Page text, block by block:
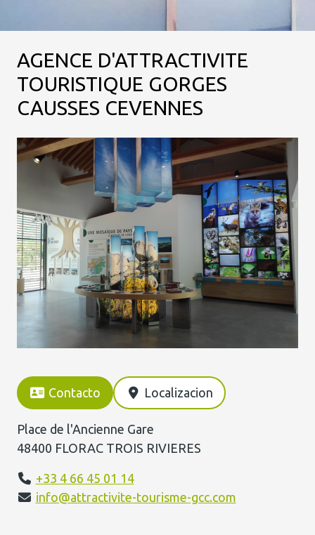
AGENCE D'ATTRACTIVITE
TOURISTIQUE GORGES
CAUSSES CEVENNES
Contacto Localizacion
Place de l'Ancienne Gare
48400 FLORAC TROIS RIVIERES
+33 4 66 45 01 14
info@attractivite-tourisme-gcc.com